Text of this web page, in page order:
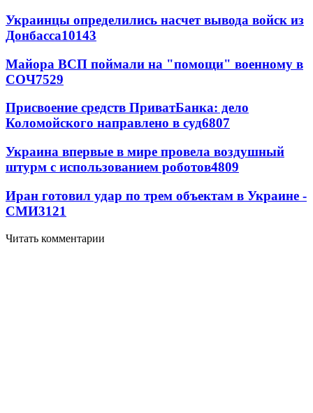
Украинцы определились насчет вывода войск из
Донбасса10143
Майора ВСП поймали на "помощи" военному в
СОЧ7529
Присвоение средств ПриватБанка: дело
Коломойского направлено в суд6807
Украина впервые в мире провела воздушный
штурм с использованием роботов4809
Иран готовил удар по трем объектам в Украине -
СМИ3121
Читать комментарии